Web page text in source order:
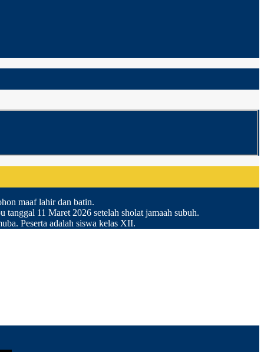
maaf lahir dan batin.
11 Maret 2026 setelah sholat jamaah subuh.
Peserta adalah siswa kelas XII.